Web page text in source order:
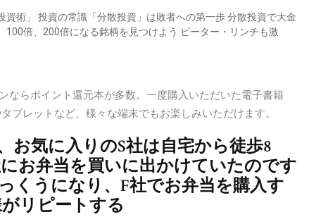
術」 投資の常識「分散投資」は敗者への第一歩 分散投資で大金
100倍、200倍になる銘柄を見つけよう ピーター・リンチも激
ならポイント還元本が多数。一度購入いただいた電子書籍
ブレットなど、様々な端末でもお楽しみいただけます。
お気に入りのS社は自宅から徒歩8
お弁当を買いに出かけていたのです
くうになり、F社でお弁当を購入す
リピートする